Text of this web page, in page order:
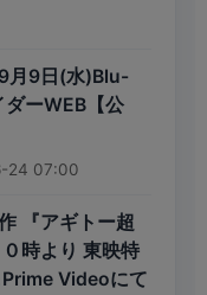
月9日(水)Blu-
ーWEB【公
24 07:00
『アギトー超
時より 東映特
Videoにて